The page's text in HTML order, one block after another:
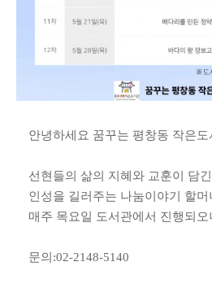
안녕하세요 꿈꾸는 평창동 작은도
선현들의 삶의 지혜와 교훈이 담
인성을 길러주는 나눔이야기 할머
매주 목요일 도서관에서 진행되
문의:02-2148-5140